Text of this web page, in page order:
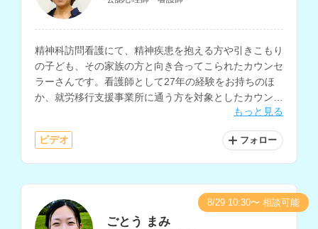
精神科訪問看護にて、精神疾患を抱える方や引きこもり
の子ども、その家族の方と向き合ってこられたカウンセ
ラーさんです。看護師として27年の経験をお持ちのほ
か、就労移行支援事業所に通う方を対象としたカウンセ
もっと見る
ビデオ フォロー
ごとう まみ
8/29 10:30〜 相談可能